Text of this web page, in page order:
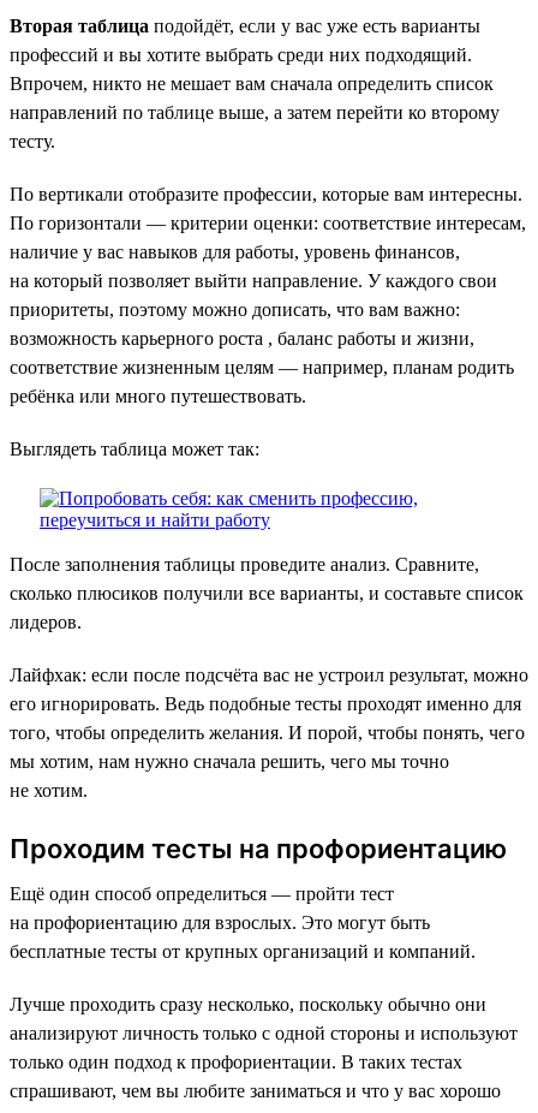
Вторая таблица подойдёт, если у вас уже есть варианты
профессий и вы хотите выбрать среди них подходящий.
Впрочем, никто не мешает вам сначала определить список
направлений по таблице выше, а затем перейти ко второму
тесту.
По вертикали отобразите профессии, которые вам интересны.
По горизонтали — критерии оценки: соответствие интересам,
наличие у вас навыков для работы, уровень финансов,
на который позволяет выйти направление. У каждого свои
приоритеты, поэтому можно дописать, что вам важно:
возможность карьерного роста , баланс работы и жизни,
соответствие жизненным целям — например, планам родить
ребёнка или много путешествовать.
Выглядеть таблица может так:
После заполнения таблицы проведите анализ. Сравните,
сколько плюсиков получили все варианты, и составьте список
лидеров.
Лайфхак: если после подсчёта вас не устроил результат, можно
его игнорировать. Ведь подобные тесты проходят именно для
того, чтобы определить желания. И порой, чтобы понять, чего
мы хотим, нам нужно сначала решить, чего мы точно
не хотим.
Проходим тесты на профориентацию
Ещё один способ определиться — пройти тест
на профориентацию для взрослых. Это могут быть
бесплатные тесты от крупных организаций и компаний.
Лучше проходить сразу несколько, поскольку обычно они
анализируют личность только с одной стороны и используют
только один подход к профориентации. В таких тестах
спрашивают, чем вы любите заниматься и что у вас хорошо